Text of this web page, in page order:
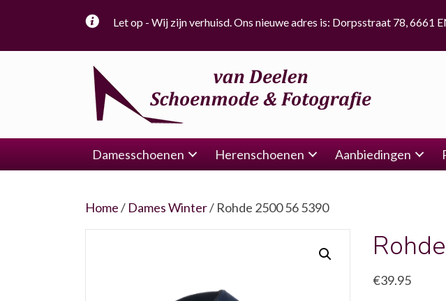
Let op - Wij zijn verhuisd. Ons nieuwe adres is: Dorpsstraat 78, 6661
Damesschoenen Herenschoenen Aanbiedingen
Home/ Dames Winter/ Rohde 2500 56 5390
€39.95